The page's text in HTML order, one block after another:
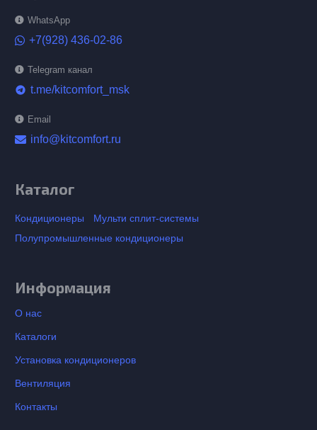
WhatsApp
+7(928) 436-02-86
Telegram канал
telegram t.me/kitcomfort_msk
Email
info@kitcomfort.ru
Каталог
Кондиционеры
Мульти сплит-системы
Полупромышленные кондиционеры
Информация
О нас
Каталоги
Установка кондиционеров
Вентиляция
Контакты